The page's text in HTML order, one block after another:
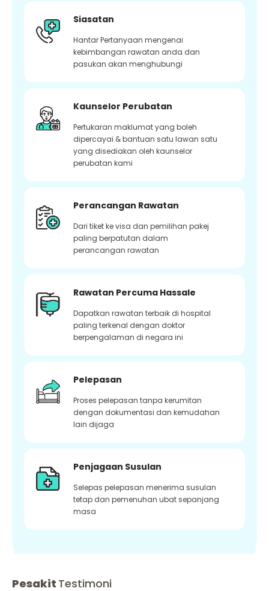
Siasatan
Hantar Pertanyaan mengenai
kebimbangan rawatan anda dan
pasukan akan menghubungi
Kaunselor Perubatan
Pertukaran maklumat yang boleh
dipercayai & bantuan satu lawan satu
yang disediakan oleh kaunselor
perubatan kami
Perancangan Rawatan
Dari tiket ke visa dan pemilihan pakej
paling berpatutan dalam
perancangan rawatan
Rawatan Percuma Hassale
Dapatkan rawatan terbaik di hospital
paling terkenal dengan doktor
berpengalaman di negara ini
Pelepasan
Proses pelepasan tanpa kerumitan
dengan dokumentasi dan kemudahan
lain dijaga
Penjagaan Susulan
Selepas pelepasan menerima susulan
tetap dan pemenuhan ubat sepanjang
masa
Pesakit Testimoni